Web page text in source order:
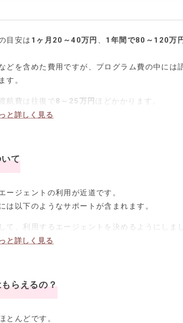
目安は 1ヶ月20～40万円 、 1年間で80～120万
どを含めた費用ですが、プログラム費の中には
す。
航費は往復で8～25万円 ほどかかります。
えたいという方は夏を避けて計画を立てると良い
例
間仕事をするというプログラム。
、最初に英語の勉強ができるので、英語に自信の
て
ージェントの利用が近道です。
以下のようなサポートが含まれます。
、利用するエージェントを決めるようにしまし
ション
らえるの？
とんどです。